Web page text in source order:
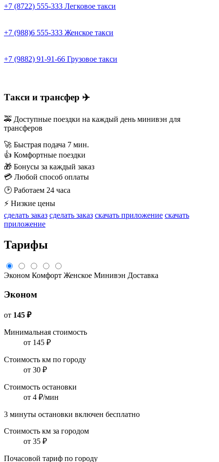
+7 (8722) 555-333 Легковое такси
+7 (988)6 555-333 Женское такси
+7 (9882) 91-91-66 Грузовое такси
Такси и трансфер ✈️
🚕 Доступные поездки на каждый день минивэн для
трансферов
🚀 Быстрая подача 7 мин.
👍 Комфортные поездки
🎁 Бонусы за каждый заказ
💳 Любой способ оплаты
🕑 Работаем 24 часа
⚡ Низкие цены
сделать заказ сделать заказ скачать приложение скачать
приложение
Тарифы
Эконом Комфорт Женское Минивэн Доставка
Эконом
от 145 ₽
Минимальная стоимость
от 145 ₽
Стоимость км по городу
от 30 ₽
Стоимость остановки
от 4 ₽/мин
3 минуты остановки включен бесплатно
Стоимость км за городом
от 35 ₽
Почасовой тариф по городу